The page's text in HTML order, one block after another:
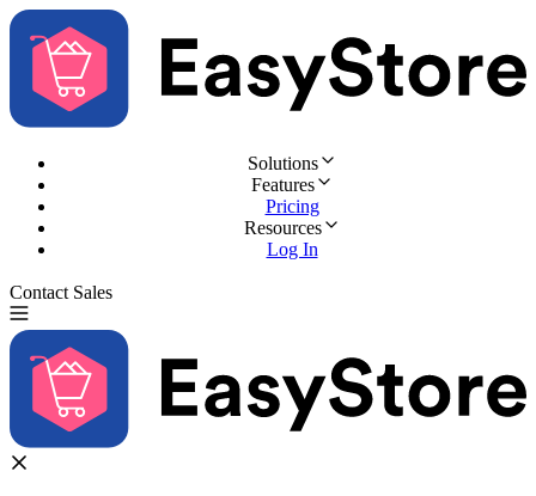
Solutions
Features
Pricing
Resources
Log In
Contact Sales